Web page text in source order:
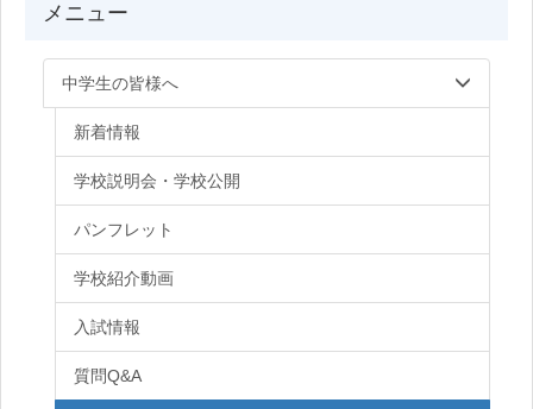
メニュー
中学生の皆様へ
新着情報
学校説明会・学校公開
パンフレット
学校紹介動画
入試情報
質問Q&A